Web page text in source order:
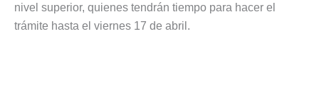
nivel superior, quienes tendrán tiempo para hacer el
trámite hasta el viernes 17 de abril.